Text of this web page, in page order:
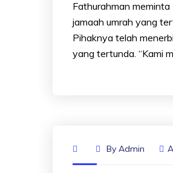
Fathurahman
jamaah umrah yang
Pihaknya telah
yang tertunda. “Kami
By Admin